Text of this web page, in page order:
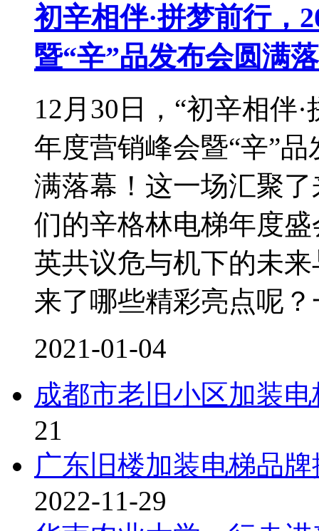
初辛相伴·拼梦前行，
暨“辛”品发布会圆满
12月30日，“初辛相
年度营销峰会暨“辛”
满落幕！这一场汇聚
们的辛格林电梯年度
英共议危与机下的未
来了哪些精彩亮点呢
2021-01-04
成都市老旧小区加装
21
广东旧楼加装电梯品
2022-11-29